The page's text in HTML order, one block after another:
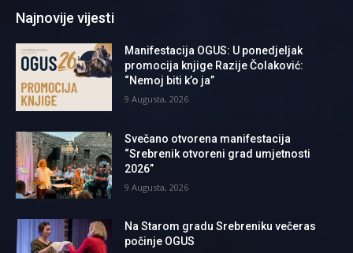
Najnovije vijesti
Manifestacija OGUS: U ponedjeljak
promocija knjige Razije Čolaković:
“Nemoj biti k’o ja”
9 Augusta, 2026
Svečano otvorena manifestacija
“Srebrenik otvoreni grad umjetnosti
2026”
9 Augusta, 2026
Na Starom gradu Srebreniku večeras
počinje OGUS